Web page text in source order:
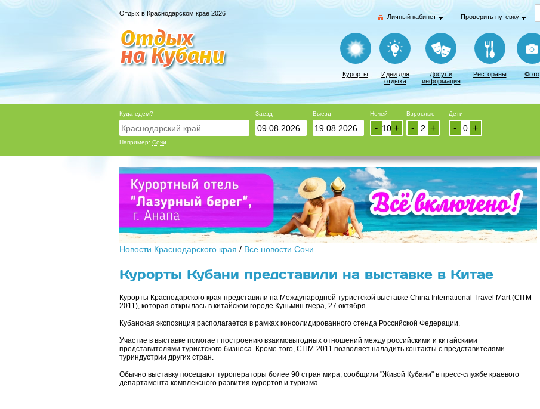
Отдых в Краснодарском крае 2026 Личный кабинет Проверить путевку
Курорты
Идеи для
отдыха
Досуг и
информация
Рестораны Фото
Куда едем?
Например: Сочи
Заезд Выезд Ночей
+
-
Взрослые
+
-
Дети
+
-
Новости Краснодарского края / Все новости Сочи
Курорты Кубани представили на выставке в Китае
Курорты Краснодарского края представили на Международной туристской выставке China International Travel Mart (CITM-
2011), которая открылась в китайском городе Куньмин вчера, 27 октября.
Кубанская экспозиция располагается в рамках консолидированного стенда Российской Федерации.
Участие в выставке помогает построению взаимовыгодных отношений между российскими и китайскими
представителями туристского бизнеса. Кроме того, CITM-2011 позволяет наладить контакты с представителями
туриндустрии других стран.
Обычно выставку посещают туроператоры более 90 стран мира, сообщили "Живой Кубани" в пресс-службе краевого
департамента комплексного развития курортов и туризма.